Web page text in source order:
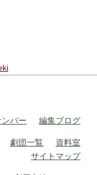
バー 編集ブログ
劇団一覧
資料室
サイトマップ